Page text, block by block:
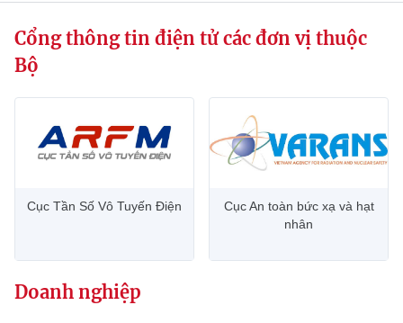
Cổng thông tin điện tử các đơn vị thuộc
Bộ
Cục Tần Số Vô Tuyến Điện
Cục An toàn bức xạ và hạt
nhân
Doanh nghiệp